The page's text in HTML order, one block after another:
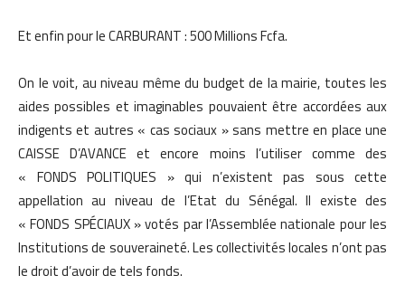
Et enfin pour le CARBURANT : 500 Millions Fcfa.
On le voit, au niveau même du budget de la mairie, toutes les
aides possibles et imaginables pouvaient être accordées aux
indigents et autres « cas sociaux » sans mettre en place une
CAISSE D’AVANCE et encore moins l’utiliser comme des
« FONDS POLITIQUES » qui n’existent pas sous cette
appellation au niveau de l’Etat du Sénégal. Il existe des
« FONDS SPÉCIAUX » votés par l’Assemblée nationale pour les
Institutions de souveraineté. Les collectivités locales n’ont pas
le droit d’avoir de tels fonds.